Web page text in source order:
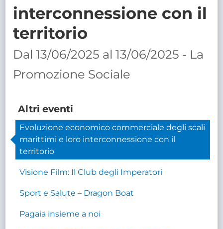
interconnessione con il
territorio
Dal 13/06/2025 al 13/06/2025 - La
Promozione Sociale
Altri eventi
Evoluzione economico commerciale degli scali
marittimi e loro interconnessione con il
territorio
Visione Film: Il Club degli Imperatori
Sport e Salute – Dragon Boat
Pagaia insieme a noi